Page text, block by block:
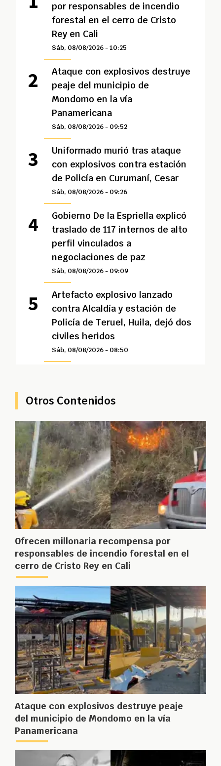
por responsables de incendio
forestal en el cerro de Cristo
Rey en Cali
Sáb, 08/08/2026 - 10:25
Ataque con explosivos destruye
peaje del municipio de
Mondomo en la vía
Panamericana
Sáb, 08/08/2026 - 09:52
Uniformado murió tras ataque
con explosivos contra estación
de Policía en Curumaní, Cesar
Sáb, 08/08/2026 - 09:26
Gobierno De la Espriella explicó
traslado de 117 internos de alto
perfil vinculados a
negociaciones de paz
Sáb, 08/08/2026 - 09:09
Artefacto explosivo lanzado
contra Alcaldía y estación de
Policía de Teruel, Huila, dejó dos
civiles heridos
Sáb, 08/08/2026 - 08:50
Otros Contenidos
Ofrecen millonaria recompensa por
responsables de incendio forestal en el
cerro de Cristo Rey en Cali
Ataque con explosivos destruye peaje
del municipio de Mondomo en la vía
Panamericana